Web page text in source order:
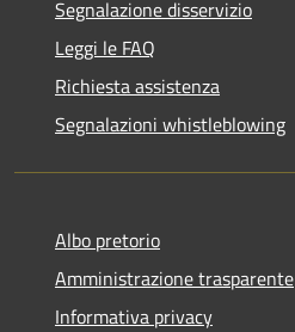
Segnalazione disservizio
Leggi le FAQ
Richiesta assistenza
Segnalazioni whistleblowing
Albo pretorio
Amministrazione trasparente
Informativa privacy